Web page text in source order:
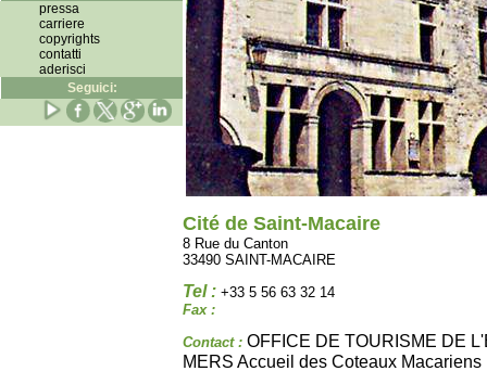
pressa
carriere
copyrights
contatti
aderisci
Seguici:
Cité de Saint-Macaire
8 Rue du Canton
33490 SAINT-MACAIRE
Tel : +33 5 56 63 32 14
Fax :
Contact : OFFICE DE TOURISME DE
MERS Accueil des Coteaux Macariens